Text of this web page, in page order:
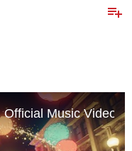
playlist_add
Music Video